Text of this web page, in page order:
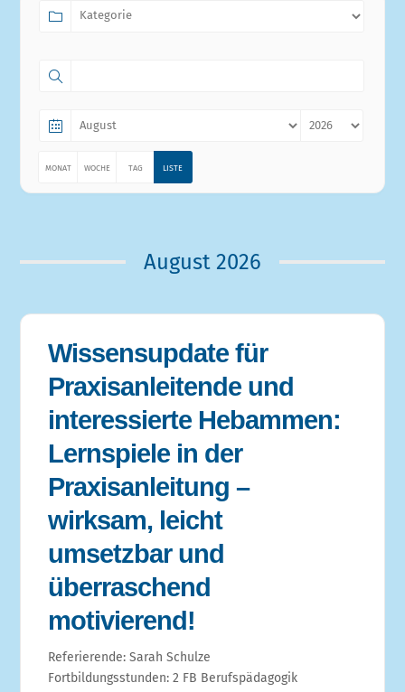
MONAT WOCHE TAG LISTE
August 2026
Wissensupdate für
Praxisanleitende und
interessierte Hebammen:
Lernspiele in der
Praxisanleitung –
wirksam, leicht
umsetzbar und
überraschend
motivierend!
Referierende: Sarah Schulze
Fortbildungsstunden: 2 FB Berufspädagogik